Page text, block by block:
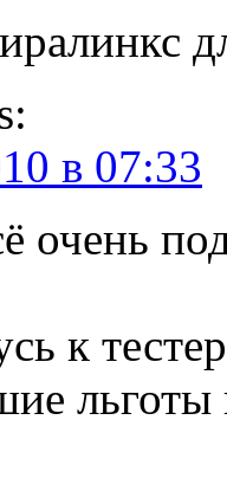
в 07:33
очень
к
льготы